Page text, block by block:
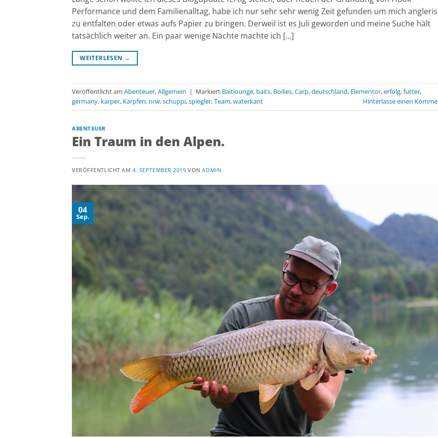
Performance und dem Familienalltag, habe ich nur sehr sehr wenig Zeit gefunden um mich
zu entfalten oder etwas aufs Papier zu bringen. Derweil ist es Juli geworden und meine Suche hält
tatsächlich weiter an. Ein paar wenige Nächte machte ich […]
WEITERLESEN →
Veröffentlicht am Abenteuer,Allgemein | Markiert Baitlounge, baits, Boilies,Carp,deutschland, Elementor,erfolg,futter,
germany, karper, Karpfen, nrw,schuppi,spiegler,Team,waterkant Hinterlasse einen
ABENTEUER
Ein Traum in den Alpen.
VERÖFFENTLICHT AM4. SEPTEMBER 2019 VONADMIN
04
Sep.